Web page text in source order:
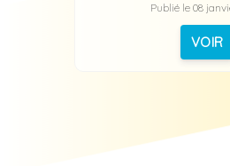
Publié le 08
VOIR